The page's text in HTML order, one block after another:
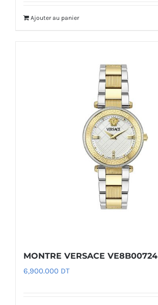
Ajouter au panier
MONTRE VERSACE VE8B00724
6,900.000 DT